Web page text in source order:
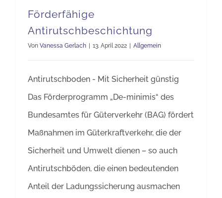
Förderfähige
Antirutschbeschichtung
Von Vanessa Gerlach 13. April 2022 Allgemein
Antirutschboden - Mit Sicherheit günstig
Das Förderprogramm „De-minimis“ des
Bundesamtes für Güterverkehr (BAG) fördert
Maßnahmen im Güterkraftverkehr, die der
Sicherheit und Umwelt dienen – so auch
Antirutschböden, die einen bedeutenden
Anteil der Ladungssicherung ausmachen